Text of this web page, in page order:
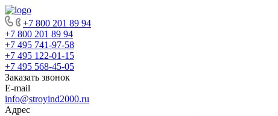
+7 800 201 89 94
+7 800 201 89 94
+7 495 741-97-58
+7 495 122-01-15
+7 495 568-45-05
Заказать звонок
E-mail
info@stroyind2000.ru
Адрес